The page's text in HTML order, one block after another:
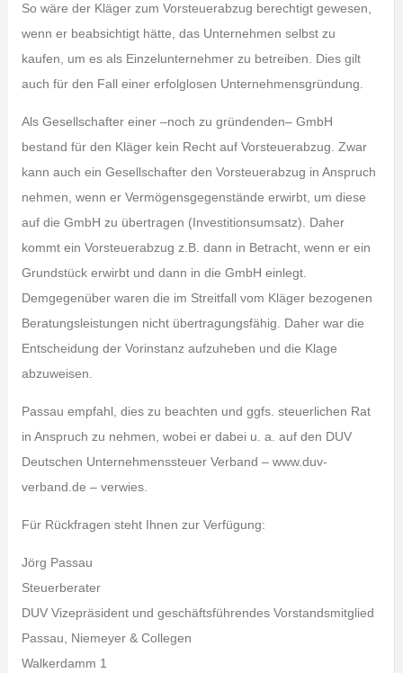
So wäre der Kläger zum Vorsteuerabzug berechtigt gewesen,
wenn er beabsichtigt hätte, das Unternehmen selbst zu
kaufen, um es als Einzelunternehmer zu betreiben. Dies gilt
auch für den Fall einer erfolglosen Unternehmensgründung.
Als Gesellschafter einer –noch zu gründenden– GmbH
bestand für den Kläger kein Recht auf Vorsteuerabzug. Zwar
kann auch ein Gesellschafter den Vorsteuerabzug in Anspruch
nehmen, wenn er Vermögensgegenstände erwirbt, um diese
auf die GmbH zu übertragen (Investitionsumsatz). Daher
kommt ein Vorsteuerabzug z.B. dann in Betracht, wenn er ein
Grundstück erwirbt und dann in die GmbH einlegt.
Demgegenüber waren die im Streitfall vom Kläger bezogenen
Beratungsleistungen nicht übertragungsfähig. Daher war die
Entscheidung der Vorinstanz aufzuheben und die Klage
abzuweisen.
Passau empfahl, dies zu beachten und ggfs. steuerlichen Rat
in Anspruch zu nehmen, wobei er dabei u. a. auf den DUV
Deutschen Unternehmenssteuer Verband – www.duv-
verband.de – verwies.
Für Rückfragen steht Ihnen zur Verfügung:
Jörg Passau
Steuerberater
DUV Vizepräsident und geschäftsführendes Vorstandsmitglied
Passau, Niemeyer & Collegen
Walkerdamm 1